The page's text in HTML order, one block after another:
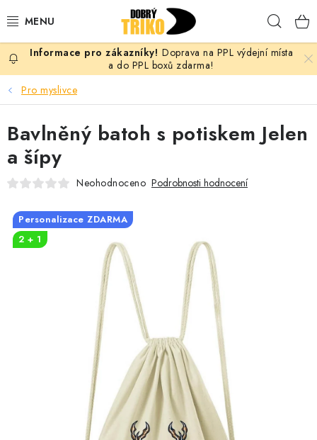
na
PRO ŽENY
PRO MUŽE
PRO DĚTI
DOPLŇKY
PRO PÁRY
VLASTNÍ MOTIV
OKAMŽITĚ K ODBĚRU
MÁM SRDCE POMÁHÁM
Doprava na PPL výdejní místa
a do PPL boxů zdarma!
Pro myslivce
Bavlněný batoh s potiskem Jelen
a šípy
Neohodnoceno Podrobnosti hodnocení
Personalizace ZDARMA
2 + 1